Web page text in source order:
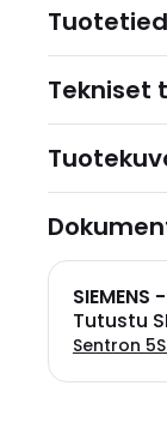
Tekniset
Tutustu
Sentron